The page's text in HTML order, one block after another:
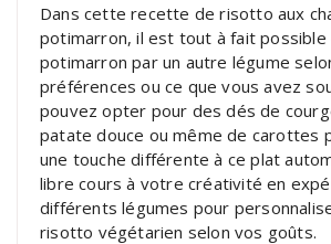
Dans cette recette de risotto aux
potimarron, il est tout à fait possible
potimarron par un autre légume
préférences ou ce que vous avez
pouvez opter pour des dés de
patate douce ou même de carottes
une touche différente à ce plat
libre cours à votre créativité en
différents légumes pour
risotto végétarien selon vos goûts.